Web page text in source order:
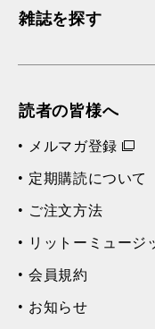
雑誌を探す
読者の皆様へ
メルマガ登録
定期購読について
ご注文方法
リットーミュージ
会員規約
お知らせ